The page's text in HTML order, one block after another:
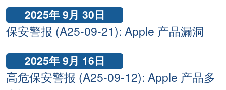
2025年 9月 30日
保安警报 (A25-09-21): Apple 产品漏洞
2025年 9月 16日
高危保安警报 (A25-09-12): Apple 产品多